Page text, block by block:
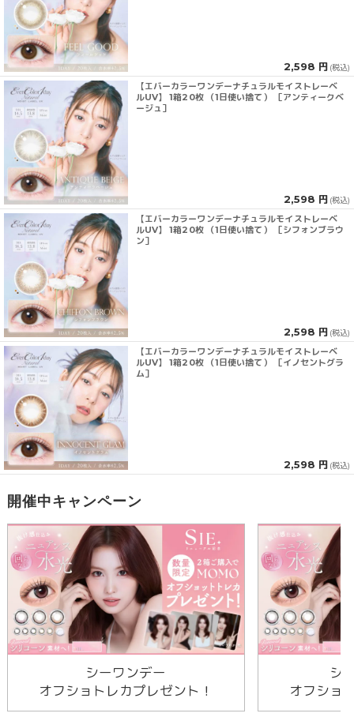
2,598 円 (税込)
【エバーカラーワンデーナチュラルモイストレーベ
ルUV】 1箱20枚 （1日使い捨て） ［アンティークベ
ージュ］
2,598 円 (税込)
【エバーカラーワンデーナチュラルモイストレーベ
ルUV】 1箱20枚 （1日使い捨て） ［シフォンブラウ
ン］
2,598 円 (税込)
【エバーカラーワンデーナチュラルモイストレーベ
ルUV】 1箱20枚 （1日使い捨て） ［イノセントグラ
ム］
2,598 円 (税込)
開催中キャンペーン
シーワンデー
オフショトレカプレゼント！
シ
オフショ